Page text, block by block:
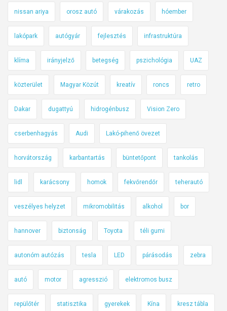
nissan ariya orosz autó várakozás hóember
lakópark autógyár fejlesztés infrastruktúra
klíma irányjelző betegség pszichológia UAZ
közterület Magyar Közút kreatív roncs retro
Dakar dugattyú hidrogénbusz Vision Zero
cserbenhagyás Audi Lakó-pihenő övezet
horvátország karbantartás büntetőpont tankolás
lidl karácsony homok fekvőrendőr teherautó
veszélyes helyzet mikromobilitás alkohol bor
hannover biztonság Toyota téli gumi
autonóm autózás tesla LED párásodás zebra
autó motor agresszió elektromos busz
repülőtér statisztika gyerekek Kína kresz tábla